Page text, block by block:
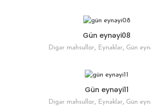
Gün eynəyi08
Digər məhsullar, Eynəklər, Gün
Gün eynəyi11
Digər məhsullar, Eynəklər, Gün